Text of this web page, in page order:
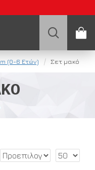
(0-6 Ετών) Σετ μακό